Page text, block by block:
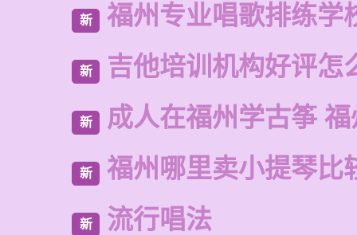
新 福州专业唱歌排练学
新 吉他培训机构好评怎
新 成人在福州学古筝
新 福州哪里卖小提琴比
新 流行唱法